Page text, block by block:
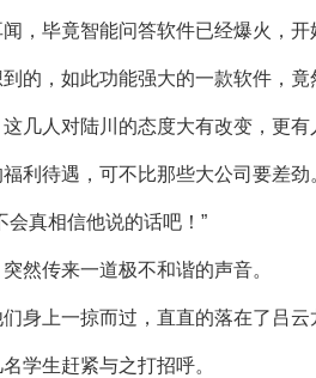
，毕竟智能问答软件已经爆火，开
的，如此功能强大的一款软件，
几人对陆川的态度大有改变，更有
利待遇，可不比那些大公司要差劲
会真相信他说的话吧！”
然传来一道极不和谐的声音。
身上一掠而过，直直的落在了吕云
学生赶紧与之打招呼。